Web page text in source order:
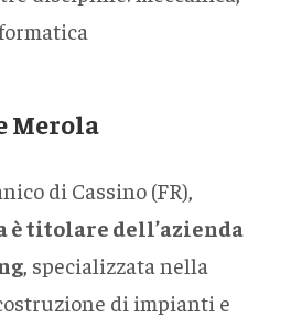
Merola
di Cassino (FR),
è titolare dell’azienda
, specializzata nella
di impianti e